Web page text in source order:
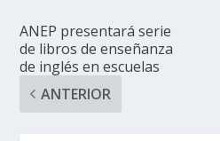
ANEP presentará serie
de libros de enseñanza
de inglés en escuelas
ANTERIOR